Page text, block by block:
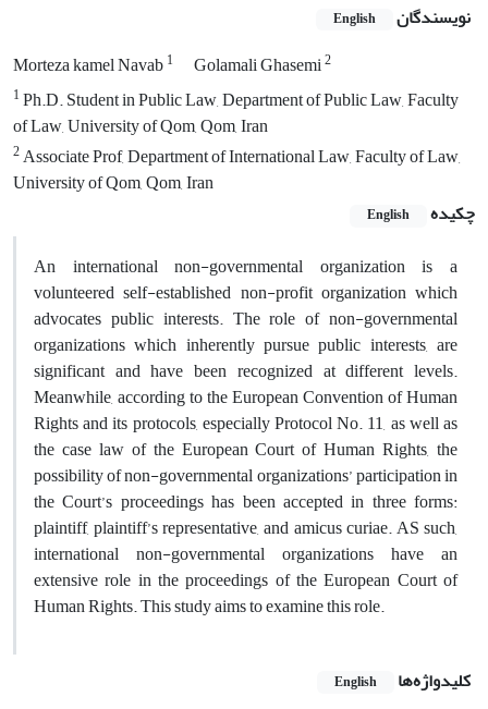
نویسندگان English
Morteza kamel Navab1 Golamali Ghasemi2
1Ph.D. Student in Public Law, Department of Public Law, Faculty
of Law, University of Qom, Qom, Iran
2Associate Prof, Department of International Law, Faculty of Law,
University of Qom, Qom, Iran
چکیده
English
An international non-governmental organization is a
volunteered self-established non-profit organization which
advocates public interests. The role of non-governmental
organizations which inherently pursue public interests, are
significant and have been recognized at different levels.
Meanwhile, according to the European Convention of Human
Rights and its protocols, especially Protocol No. 11, as well as
the case law of the European Court of Human Rights, the
possibility of non-governmental organizations’ participation in
the Court’s proceedings has been accepted in three forms:
plaintiff, plaintiff’s representative, and amicus curiae. AS such,
international non-governmental organizations have an
extensive role in the proceedings of the European Court of
Human Rights. This study aims to examine this role.
کلیدواژه‌ها English